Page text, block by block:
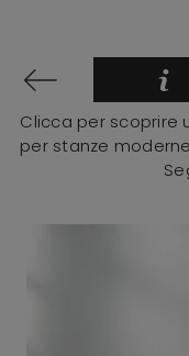
Clicca per scoprire
per stanze